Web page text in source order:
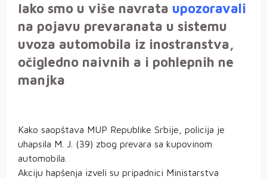
Iako smo u više navrata upozoravali
na pojavu prevaranata u sistemu
uvoza automobila iz inostranstva,
očigledno naivnih a i pohlepnih ne
manjka
Kako saopštava MUP Republike Srbije, policija je
uhapsila M. J. (39) zbog prevara sa kupovinom
automobila.
Akciju hapšenja izveli su pripadnici Ministarstva